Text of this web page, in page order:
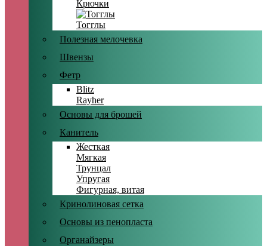
Крючки
Тогглы
Полезная мелочевка
Швензы
Фетр
Blitz
Rayher
Основы для брошей
Канитель
Жесткая
Мягкая
Трунцал
Упругая
Фигурная, витая
Кринолиновая сетка
Основы из пенопласта
Органайзеры